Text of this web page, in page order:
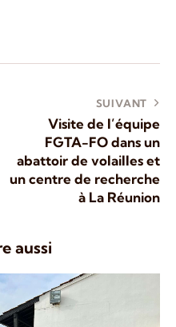
SUIVANT
Visite de l’équipe
FGTA-FO dans un
abattoir de volailles et
un centre de recherche
à La Réunion
aussi